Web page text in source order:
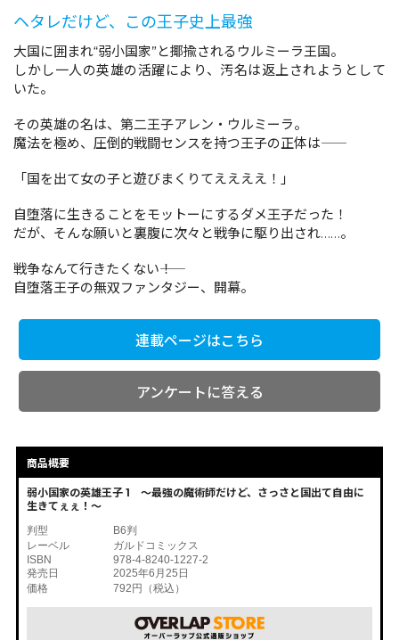
コミックパルフェ
ヘタレだけど、この王子史上最強
大国に囲まれ“弱小国家”と揶揄されるウルミーラ王国。
しかし一人の英雄の活躍により、汚名は返上されようとして
いた。
その英雄の名は、第二王子アレン・ウルミーラ。
魔法を極め、圧倒的戦闘センスを持つ王子の正体は――
「国を出て女の子と遊びまくりてええええ！」
自堕落に生きることをモットーにするダメ王子だった！
だが、そんな願いと裏腹に次々と戦争に駆り出され……。
戦争なんて行きたくない――！
自堕落王子の無双ファンタジー、開幕。
連載ページはこちら
アンケートに答える
商品概要
弱小国家の英雄王子 1 ～最強の魔術師だけど、さっさと国出て自由に
生きてぇぇ！～
判型
B6判
レーベル
ガルドコミックス
ISBN
978-4-8240-1227-2
発売日
2025年6月25日
価格
792円（税込）